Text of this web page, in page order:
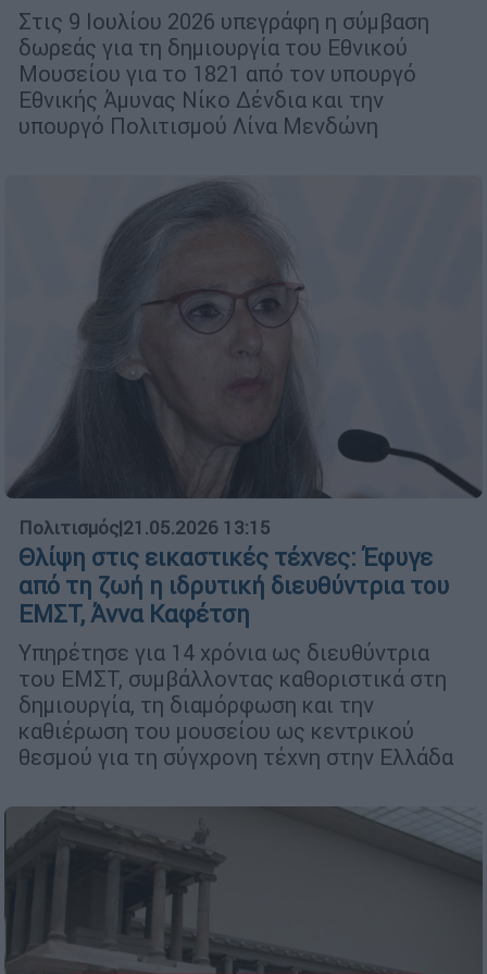
Στις 9 Ιουλίου 2026 υπεγράφη η σύμβαση
δωρεάς για τη δημιουργία του Εθνικού
Μουσείου για το 1821 από τον υπουργό
Εθνικής Άμυνας Νίκο Δένδια και την
υπουργό Πολιτισμού Λίνα Μενδώνη
Πολιτισμός|21.05.2026 13:15
Θλίψη στις εικαστικές τέχνες: Έφυγε
από τη ζωή η ιδρυτική διευθύντρια του
ΕΜΣΤ, Άννα Καφέτση
Υπηρέτησε για 14 χρόνια ως διευθύντρια
του ΕΜΣΤ, συμβάλλοντας καθοριστικά στη
δημιουργία, τη διαμόρφωση και την
καθιέρωση του μουσείου ως κεντρικού
θεσμού για τη σύγχρονη τέχνη στην Ελλάδα